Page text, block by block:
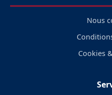
Nous
Cookies